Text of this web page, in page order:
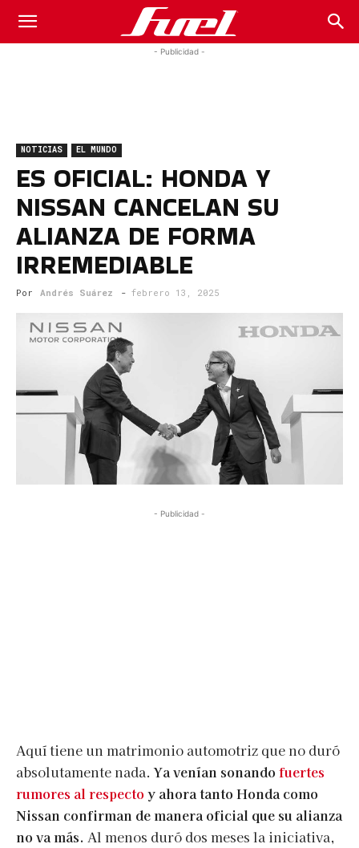
Fuel
Magazine
- Publicidad -
NOTICIAS EL MUNDO
ES OFICIAL: HONDA Y
NISSAN CANCELAN SU
ALIANZA DE FORMA
IRREMEDIABLE
Por Andrés Suárez - febrero 13, 2025
- Publicidad -
Aquí tiene un matrimonio automotriz que no duró
absolutamente nada.Ya venían sonando fuertes
rumores al respectoy ahora tanto Honda como
Nissan confirman de manera oficial que su alianza
no va más. Al menos duró dos meses la iniciativa,